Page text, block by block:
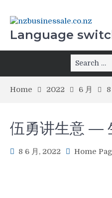
Language
Home 2022 6 月 8
伍勇讲生意 —
8 6 月, 2022 Home